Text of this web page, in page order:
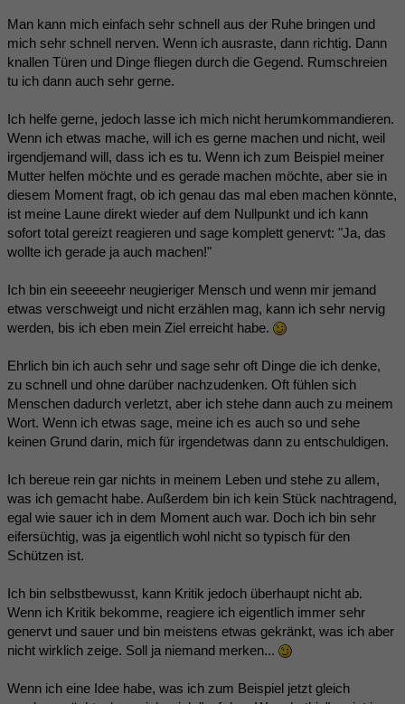
Man kann mich einfach sehr schnell aus der Ruhe bringen und
mich sehr schnell nerven. Wenn ich ausraste, dann richtig. Dann
knallen Türen und Dinge fliegen durch die Gegend. Rumschreien
tu ich dann auch sehr gerne.
Ich helfe gerne, jedoch lasse ich mich nicht herumkommandieren.
Wenn ich etwas mache, will ich es gerne machen und nicht, weil
irgendjemand will, dass ich es tu. Wenn ich zum Beispiel meiner
Mutter helfen möchte und es gerade machen möchte, aber sie in
diesem Moment fragt, ob ich genau das mal eben machen könnte,
ist meine Laune direkt wieder auf dem Nullpunkt und ich kann
sofort total gereizt reagieren und sage komplett genervt: "Ja, das
wollte ich gerade ja auch machen!"
Ich bin ein seeeeehr neugieriger Mensch und wenn mir jemand
etwas verschweigt und nicht erzählen mag, kann ich sehr nervig
werden, bis ich eben mein Ziel erreicht habe.
Ehrlich bin ich auch sehr und sage sehr oft Dinge die ich denke,
zu schnell und ohne darüber nachzudenken. Oft fühlen sich
Menschen dadurch verletzt, aber ich stehe dann auch zu meinem
Wort. Wenn ich etwas sage, meine ich es auch so und sehe
keinen Grund darin, mich für irgendetwas dann zu entschuldigen.
Ich bereue rein gar nichts in meinem Leben und stehe zu allem,
was ich gemacht habe. Außerdem bin ich kein Stück nachtragend,
egal wie sauer ich in dem Moment auch war. Doch ich bin sehr
eifersüchtig, was ja eigentlich wohl nicht so typisch für den
Schützen ist.
Ich bin selbstbewusst, kann Kritik jedoch überhaupt nicht ab.
Wenn ich Kritik bekomme, reagiere ich eigentlich immer sehr
genervt und sauer und bin meistens etwas gekränkt, was ich aber
nicht wirklich zeige. Soll ja niemand merken...
Wenn ich eine Idee habe, was ich zum Beispiel jetzt gleich